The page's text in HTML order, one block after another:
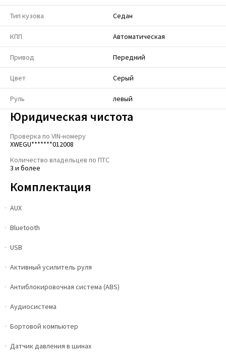
Тип кузова Седан
КПП Автоматическая
Привод Передний
Цвет Серый
Руль левый
Юридическая чистота
Проверка по VIN-номеру
XWEGU*******012008
Количество владельцев по ПТС
3 и более
Комплектация
AUX
Bluetooth
USB
Активный усилитель руля
Антиблокировочная система (ABS)
Аудиосистема
Бортовой компьютер
Датчик давления в шинах